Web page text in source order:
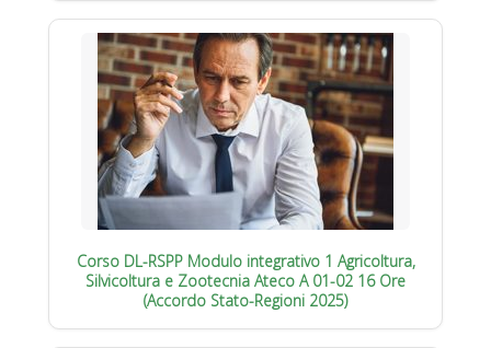
Corso DL-RSPP Modulo integrativo 1 Agricoltura,
Silvicoltura e Zootecnia Ateco A 01-02 16 Ore
(Accordo Stato-Regioni 2025)